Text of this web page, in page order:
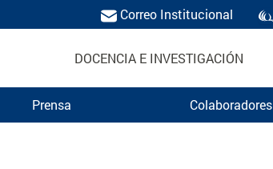
Correo Institucional
DOCENCIA E INVESTIGACIÓN
Prensa Colaboradores